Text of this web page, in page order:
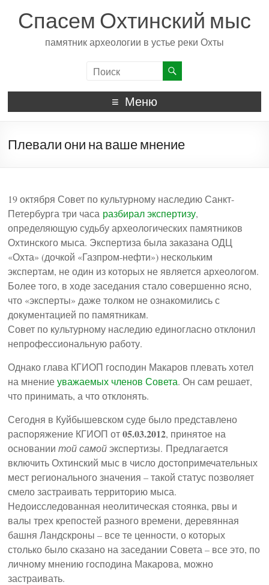
Спасем Охтинский мыс
памятник археологии в устье реки Охты
Меню
Плевали они на ваше мнение
19 октября Совет по культурному наследию Санкт-
Петербурга три часа разбирал экспертизу,
определяющую судьбу археологических памятников
Охтинского мыса. Экспертиза была заказана ОДЦ
«Охта» (дочкой «Газпром-нефти») нескольким
экспертам, не один из которых не является археологом.
Более того, в ходе заседания стало совершенно ясно,
что «эксперты» даже толком не ознакомились с
документацией по памятникам.
Совет по культурному наследию единогласно отклонил
непрофессиональную работу.
Однако глава КГИОП господин Макаров плевать хотел
на мнениеуважаемых членов Совета. Он сам решает,
что принимать, а что отклонять.
Сегодня в Куйбышевском суде было представлено
распоряжение КГИОП от05.03.2012, принятое на
основаниитой самойэкспертизы. Предлагается
включить Охтинский мыс в число достопримечательных
мест регионального значения – такой статус позволяет
смело застраивать территорию мыса.
Недоисследованная неолитическая стоянка, рвы и
валы трех крепостей разного времени, деревянная
башня Ландскроны – все те ценности, о которых
столько было сказано на заседании Совета – все это, по
личному мнению господина Макарова, можно
застраивать.